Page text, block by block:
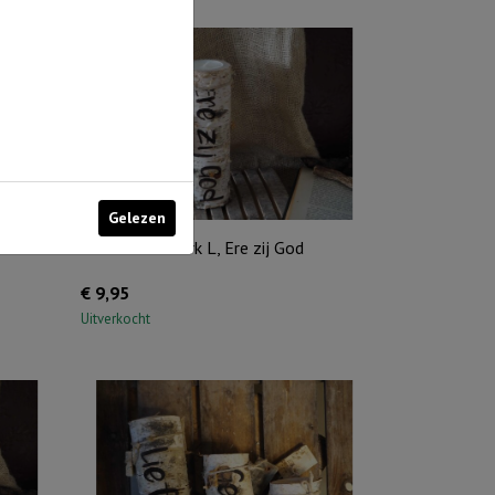
Boomstam Berk L, Ere zij God
€9,95
Uitverkocht
Gelezen